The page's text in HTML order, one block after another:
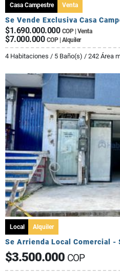
Casa Campestre Venta
Se Vende Exclusiva Casa
$1.690.000.000 COP | Venta
$7.000.000 COP | Alquiler
4 Habitaciones / 5 Baño(s) / 242 Área
Local Alquiler
Se Arrienda Local Comercial -
$3.500.000 COP